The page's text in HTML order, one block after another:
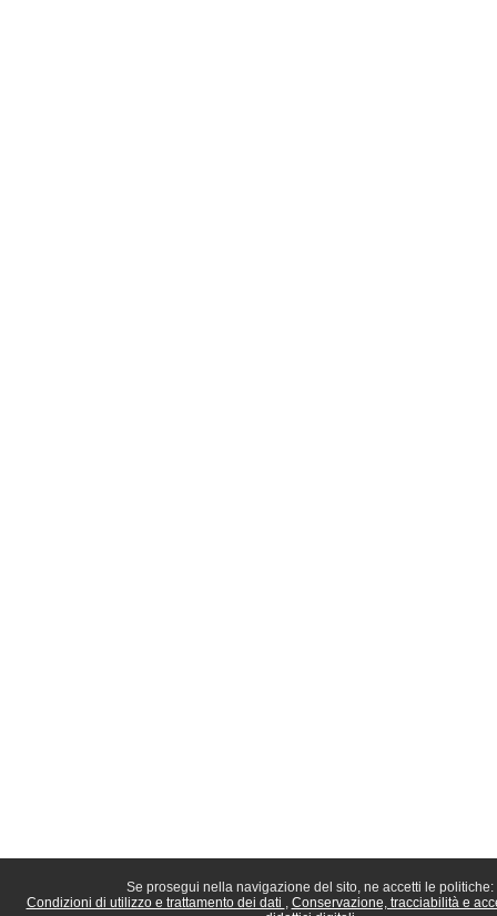
Se prosegui nella navigazione del sito, ne accetti le politiche:
Condizioni di utilizzo e trattamento dei dati
Conservazione, tracciabilità e